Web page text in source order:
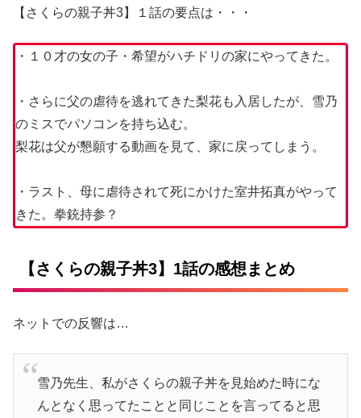
【さくらの親子丼3】１話の要点は・・・
・１０才の女の子・希望がハチドリの家にやってきた。
・さらに父の虐待を逃れてきた梨花も入居したが、雪乃
のミスでパソコンを持ち込む。
梨花は父が懇願する動画を見て、家に戻ってしまう。
・ラスト、母に虐待されて死にかけた室井拓真がやって
きた。拳銃持参？
【さくらの親子丼3】1話の感想まとめ
ネットでの反響は…
雪乃先生、私がさくらの親子丼を見始めた時にな
んとなく思ってたことと同じことを言ってると思